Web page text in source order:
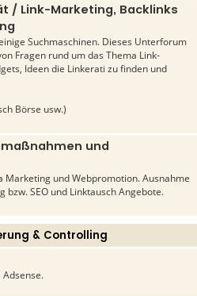
/ Link-Marketing, Backlinks
Suchmaschinen. Dieses Unterforum
Fragen rund um das Thema Link-
Ideen die Linkerati zu finden und
Börse usw.)
und
Marketing und Webpromotion. Ausnahme
bzw. SEO und Linktausch Angebote.
& Controlling